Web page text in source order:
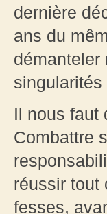
dernière
ans du
démanteler
Il nous faut
Combattre
réussir tout
fesses,